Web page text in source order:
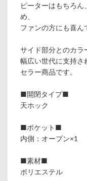
ピーターはもちろ
め、
ファンの方にも喜ん
サイド部分とのカラ
幅広い世代に支持さ
セラー商品です。
■開閉タイプ■
天ホック
■ポケット■
内側：オープン×1
■素材■
ポリエステル